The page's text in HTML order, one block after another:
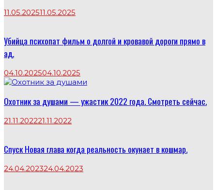
11.05.202511.05.2025
Убийца психопат фильм о долгой и кровавой дороги прямо в
ад.
04.10.202504.10.2025
Охотник за душами — ужастик 2022 года. Смотреть сейчас.
21.11.202221.11.2022
Спуск Новая глава когда реальность окунает в кошмар.
24.04.202324.04.2023